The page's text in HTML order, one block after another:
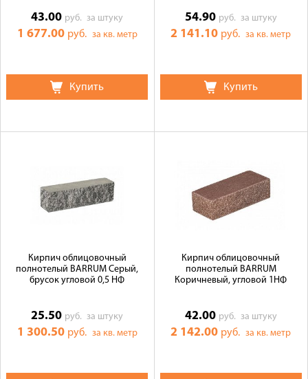
43.00 руб.за штуку
1 677.00 руб. за кв. метр
Купить
54.90 руб. за штуку
2 141.10 руб.за кв. метр
Купить
Кирпич облицовочный
полнотелый BARRUM Серый,
брусок угловой 0,5 НФ
25.50 руб.за штуку
1 300.50 руб. за кв. метр
Кирпич облицовочный
полнотелый BARRUM
Коричневый, угловой 1НФ
42.00 руб. за штуку
2 142.00 руб.за кв. метр